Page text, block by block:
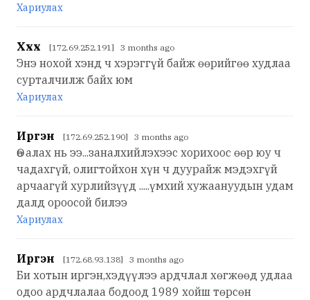
Хариулах
Xxx [172.69.252.191] 3 months ago
Энэ нохой хэнд ч хэрэггүй байж өөрийгөө худлаа
сурталчилж байх юм
Хариулах
Иргэн [172.69.252.190] 3 months ago
Өө алах нь ээ...заналхийлэхээс хорихоос өөр юу ч
чадахгүй, олигтойхон хүн ч дуурайж мэдэхгүй
арчаагүй хурлийзүүд .....үмхий хужаануудын удам
далд ороосой билээ
Хариулах
Иргэн [172.68.93.138] 3 months ago
Би хотын иргэн,хэдүүлээ ардчлал хөгжөөд удлаа
одоо ардчлалаа бодоод 1989 хойш төрсөн